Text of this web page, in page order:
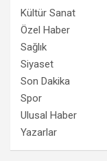
Kültür Sanat
Özel Haber
Sağlık
Siyaset
Son Dakika
Spor
Ulusal Haber
Yazarlar